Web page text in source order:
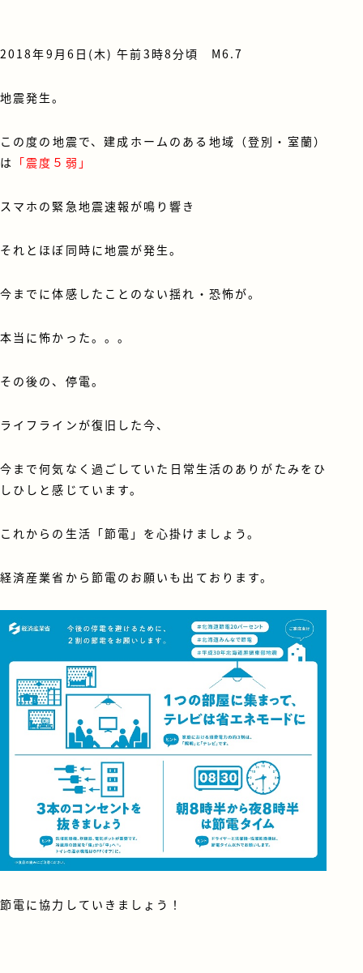
2018年9月6日(木) 午前3時8分頃 M6.7
地震発生。
この度の地震で、建成ホームのある地域（登別・室蘭）
は 「震度５弱」
スマホの緊急地震速報が鳴り響き
それとほぼ同時に地震が発生。
今までに体感したことのない揺れ・恐怖が。
本当に怖かった。。。
その後の、停電。
ライフラインが復旧した今、
今まで何気なく過ごしていた日常生活のありがたみをひ
しひしと感じています。
これからの生活「節電」を心掛けましょう。
経済産業省から節電のお願いも出ております。
節電に協力していきましょう！